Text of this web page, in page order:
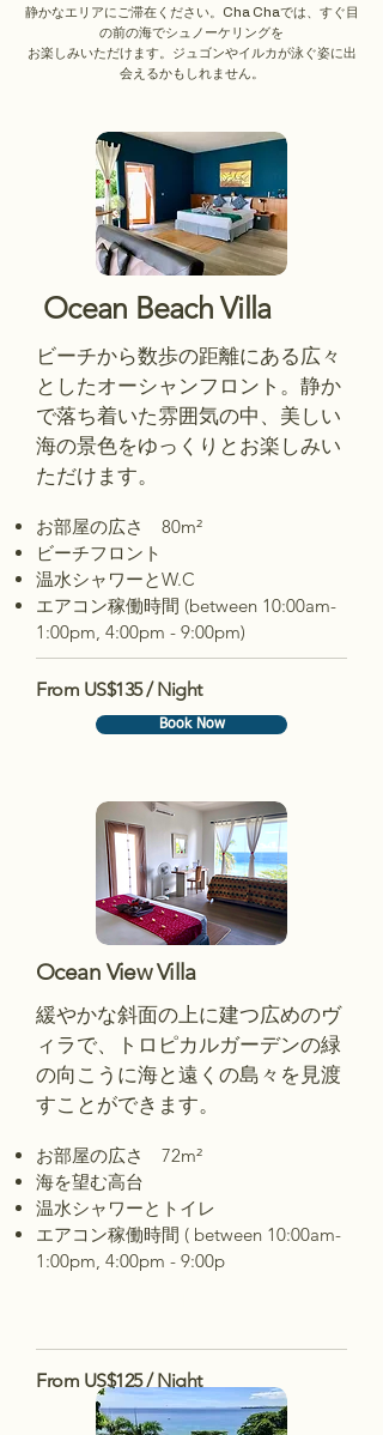
静かなエリアにご滞在ください。Cha Chaでは、すぐ目
の前の海でシュノーケリングを
お楽しみいただけます。ジュゴンやイルカが泳ぐ姿に出
会えるかもしれません。
Ocean Beach Villa
ビーチから数歩の距離にある広々
としたオーシャンフロント。静か
で落ち着いた雰囲気の中、美しい
海の景色をゆっくりとお楽しみい
ただけます。
お部屋の広さ 80m²
ビーチフロント
温水シャワーとW.C
エアコン稼働時間 (between 10:00am-
1:00pm, 4:00pm - 9:00pm)
From US$135 / Night
Book Now
Ocean View Villa
緩やかな斜面の上に建つ広めのヴ
ィラで、トロピカルガーデンの緑
の向こうに海と遠くの島々を見渡
すことができます。
お部屋の広さ 72m²
海を望む高台
温水シャワーとトイレ
エアコン稼働時間 ( between 10:00am-
1:00pm, 4:00pm - 9:00p
From US$125 / Night
Book Now